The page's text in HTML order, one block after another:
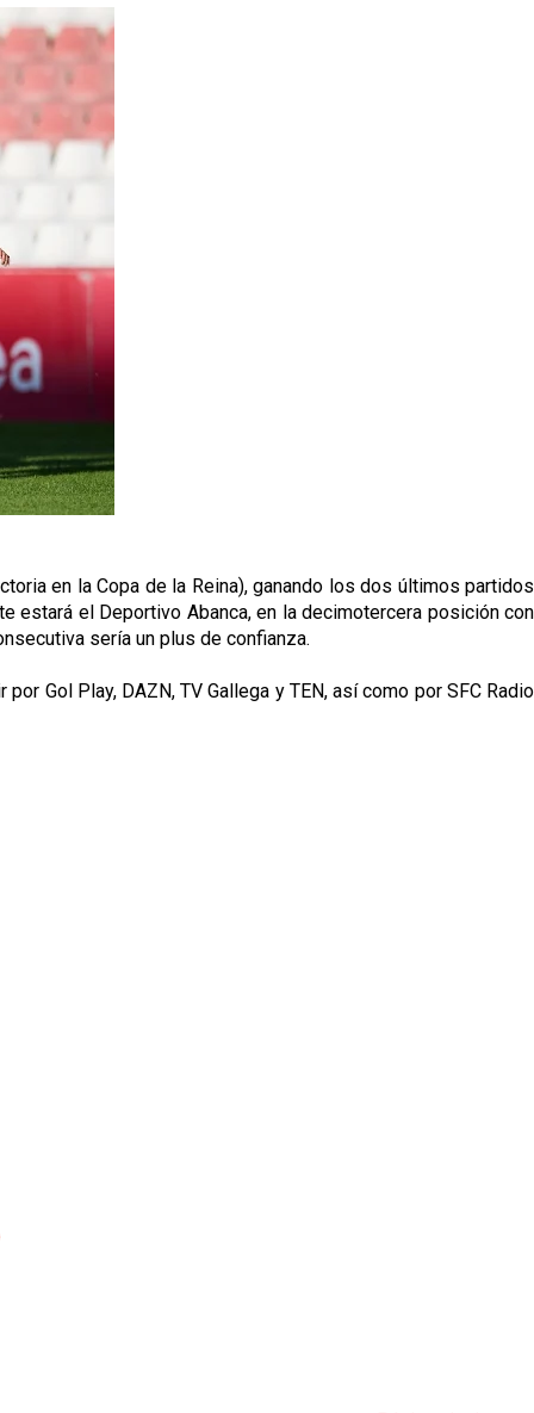
en la Copa de la Reina), ganando los dos últimos partidos
estará el Deportivo Abanca, en la decimotercera posición con
sería un plus de confianza.
Gol Play, DAZN, TV Gallega y TEN, así como por SFC Radio